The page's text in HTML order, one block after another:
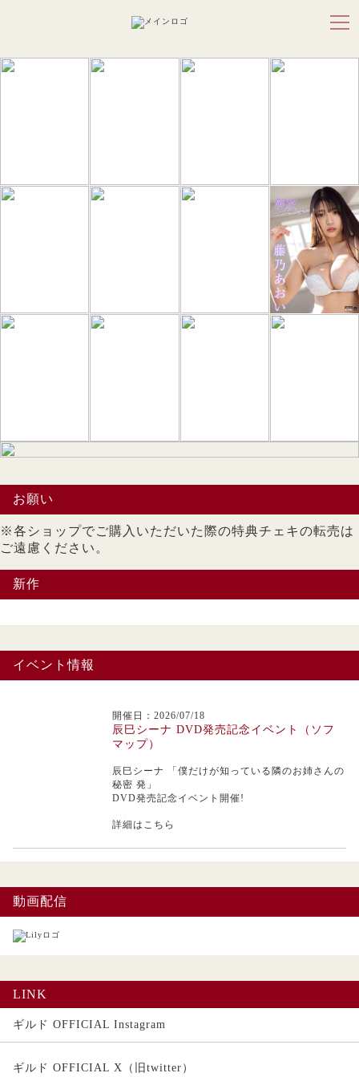
お願い
※各ショップでご購入いただいた際の特典チェキの転売は
ご遠慮ください。
新作
イベント情報
開催日：2026/07/18
辰巳シーナ DVD発売記念イベント（ソフ
マップ）
辰巳シーナ
「僕だけが知っている隣のお姉さんの
秘密 発」
DVD発売記念イベント開催!
詳細はこちら
動画配信
LINK
ギルド OFFICIAL Instagram
ギルド OFFICIAL X（旧twitter）